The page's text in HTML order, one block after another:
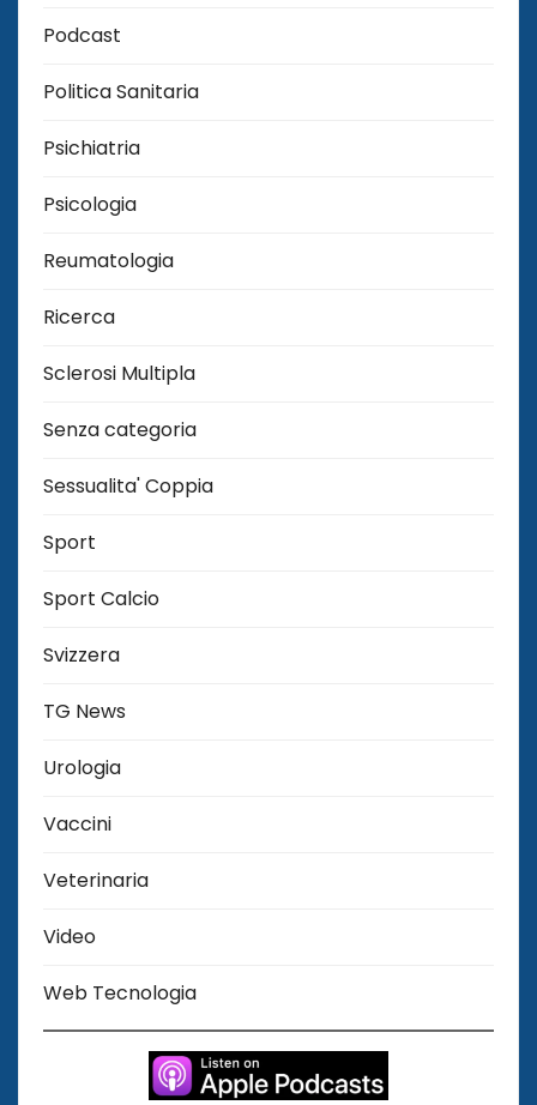
Podcast
Politica Sanitaria
Psichiatria
Psicologia
Reumatologia
Ricerca
Sclerosi Multipla
Senza categoria
Sessualita' Coppia
Sport
Sport Calcio
Svizzera
TG News
Urologia
Vaccini
Veterinaria
Video
Web Tecnologia